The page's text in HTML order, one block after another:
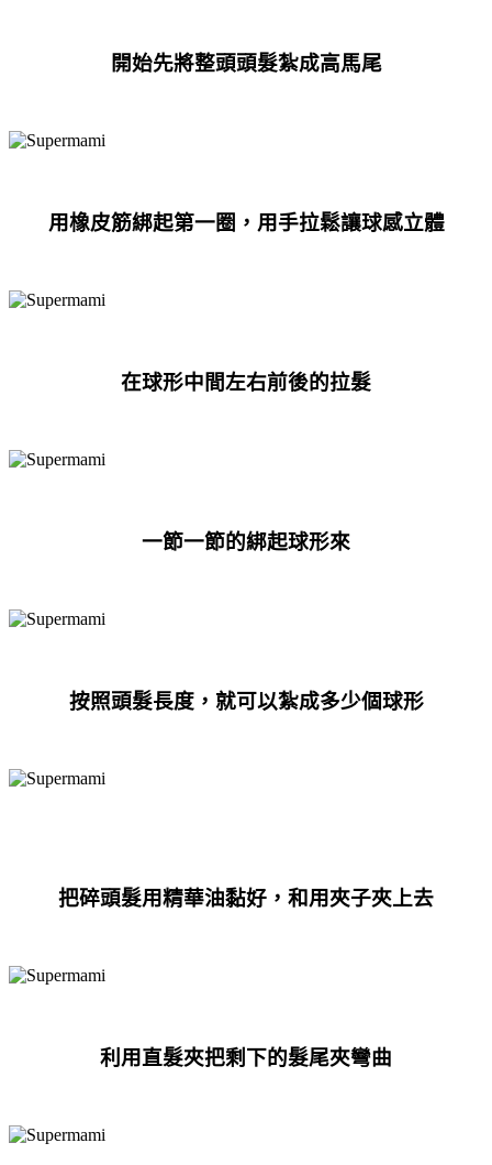
開始先將整頭頭髮紮成高馬尾
用橡皮筋綁起第一圈，用手拉鬆讓球感立體
在球形中間左右前後的拉髮
一節一節的綁起球形來
按照頭髮長度，就可以紮成多少個球形
把碎頭髮用精華油黏好，和用夾子夾上去
利用直髮夾把剩下的髮尾夾彎曲